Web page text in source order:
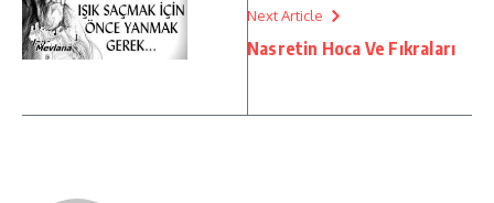
Next Article
Nasretin Hoca Ve Fıkraları